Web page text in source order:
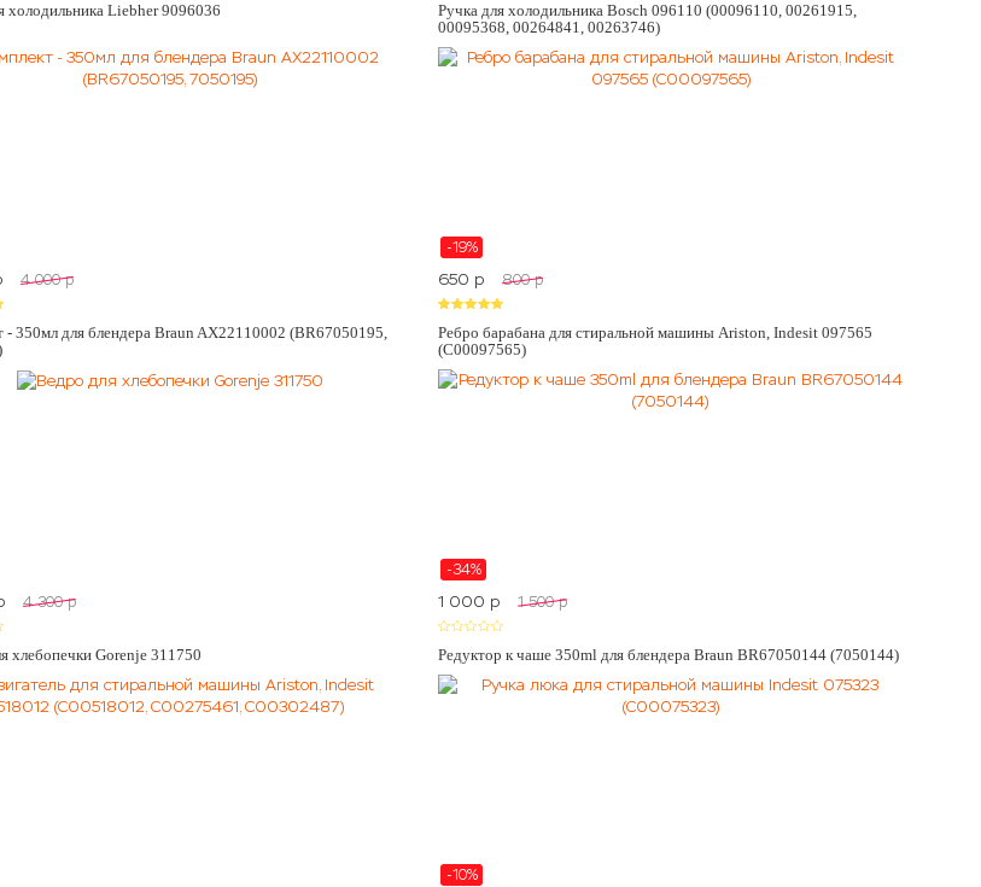
холодильника Liebher 9096036
Ручка для холодильника Bosch 096110 (00096110, 00261915,
00095368, 00264841, 00263746)
4 000 p
- 350мл для блендера Braun AX22110002 (BR67050195,
-19%
650 p 800 p
Ребро барабана для стиральной машины Ariston, Indesit 097565
(C00097565)
4 300 p
хлебопечки Gorenje 311750
-34%
1 000 p 1 500 p
Редуктор к чаше 350ml для блендера Braun BR67050144 (7050144)
-10%